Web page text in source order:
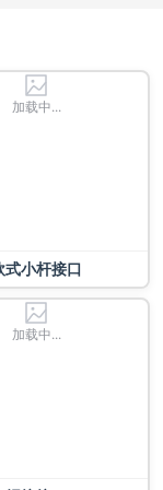
加载中...
式小杆接口
加载中...